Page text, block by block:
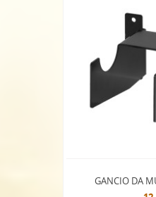
GANCIO DA